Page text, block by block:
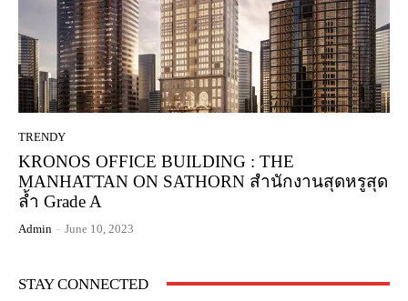
TRENDY
KRONOS OFFICE BUILDING : THE
MANHATTAN ON SATHORN สำนักงานสุดหรูสุด
ล้ำ Grade A
Admin - June 10, 2023
STAY CONNECTED